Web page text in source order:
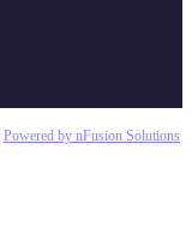
Powered by nFusion Solutions